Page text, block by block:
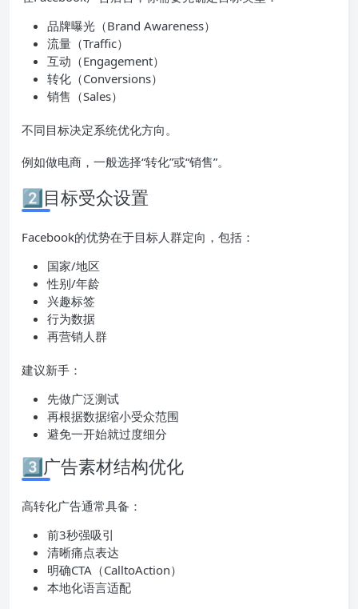
品牌曝光（Brand Awareness）
流量（Traffic）
互动（Engagement）
转化（Conversions）
销售（Sales）
不同目标决定系统优化方向。
例如做电商，一般选择“转化”或“销售”。
2️⃣目标受众设置
Facebook的优势在于目标人群定向，包括：
国家/地区
性别/年龄
兴趣标签
行为数据
再营销人群
建议新手：
先做广泛测试
再根据数据缩小受众范围
避免一开始就过度细分
3️⃣广告素材结构优化
高转化广告通常具备：
前3秒强吸引
清晰痛点表达
明确CTA（CalltoAction）
本地化语言适配